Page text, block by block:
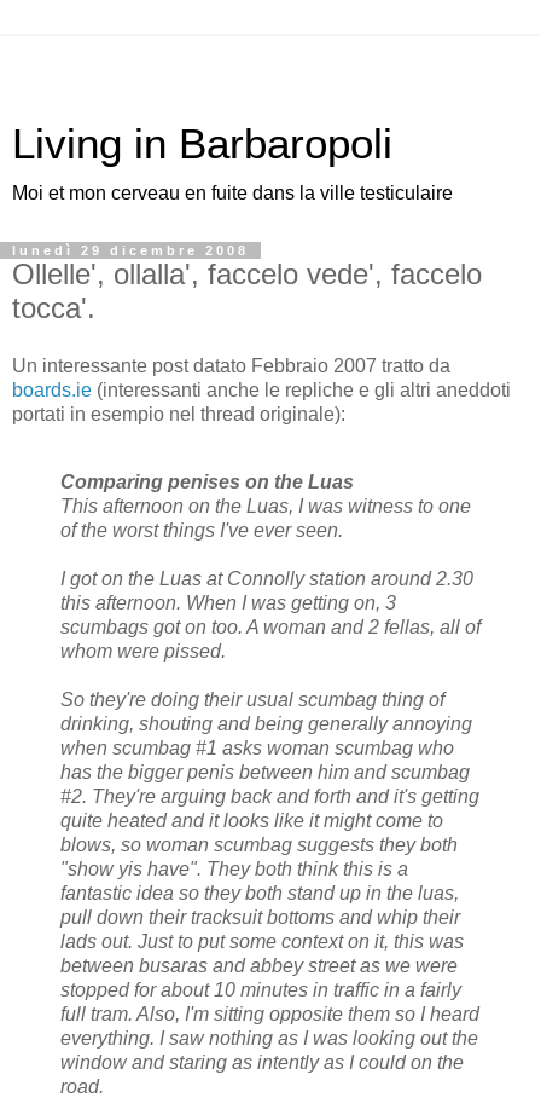
Living in Barbaropoli
Moi et mon cerveau en fuite dans la ville testiculaire
lunedì 29 dicembre 2008
Ollelle', ollalla', faccelo vede', faccelo
tocca'.
Un interessante post datato Febbraio 2007 tratto da
boards.ie (interessanti anche le repliche e gli altri aneddoti
portati in esempio nel thread originale):
Comparing penises on the Luas
This afternoon on the Luas, I was witness to one
of the worst things I've ever seen.
I got on the Luas at Connolly station around 2.30
this afternoon. When I was getting on, 3
scumbags got on too. A woman and 2 fellas, all of
whom were pissed.
So they're doing their usual scumbag thing of
drinking, shouting and being generally annoying
when scumbag #1 asks woman scumbag who
has the bigger penis between him and scumbag
#2. They're arguing back and forth and it's getting
quite heated and it looks like it might come to
blows, so woman scumbag suggests they both
"show yis have". They both think this is a
fantastic idea so they both stand up in the luas,
pull down their tracksuit bottoms and whip their
lads out. Just to put some context on it, this was
between busaras and abbey street as we were
stopped for about 10 minutes in traffic in a fairly
full tram. Also, I'm sitting opposite them so I heard
everything. I saw nothing as I was looking out the
window and staring as intently as I could on the
road.